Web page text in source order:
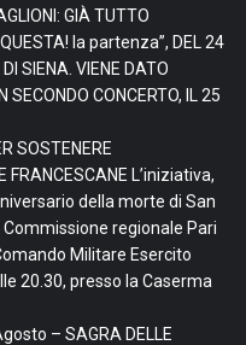
GIÀ TUTTO
QUESTA! la partenza”, DEL 24
SIENA. VIENE DATO
SECONDO CONCERTO, IL 25
SOSTENERE
FRANCESCANE L’iniziativa,
della morte di San
Commissione regionale Pari
Militare Esercito
20.30, presso la Caserma
– SAGRA DELLE